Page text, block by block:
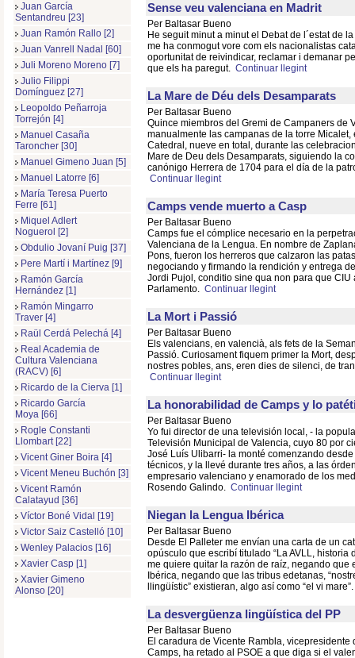
Juan García
Sentandreu [23]
Juan Ramón Rallo [2]
Juan Vanrell Nadal [60]
Juli Moreno Moreno [7]
Julio Filippi
Domínguez [27]
Leopoldo Peñarroja
Torrejón [4]
Manuel Casaña
Taroncher [30]
Manuel Gimeno Juan [5]
Manuel Latorre [6]
María Teresa Puerto
Ferre [61]
Miquel Adlert
Noguerol [2]
Obdulio Jovaní Puig [37]
Pere Martí i Martínez [9]
Ramón García
Hernández [1]
Ramón Mingarro
Traver [4]
Raül Cerdá Pelechá [4]
Real Academia de
Cultura Valenciana
(RACV) [6]
Ricardo de la Cierva [1]
Ricardo García
Moya [66]
Rogle Constanti
Llombart [22]
Vicent Giner Boira [4]
Vicent Meneu Buchón [3]
Vicent Ramón
Calatayud [36]
Víctor Boné Vidal [19]
Victor Saiz Castelló [10]
Wenley Palacios [16]
Xavier Casp [1]
Xavier Gimeno
Alonso [20]
Sense veu valenciana en Madrit
Per Baltasar Bueno
He seguit minut a minut el Debat de l´estat de
me ha conmogut vore com els nacionalistas
oportunitat de reivindicar, reclamar i demanar
que els ha paregut. Continuar llegint
La Mare de Déu dels Desamparats
Per Baltasar Bueno
Quince miembros del Gremi de Campaners de
manualmente las campanas de la torre Micalet,
Catedral, nueve en total, durante las
Mare de Deu dels Desamparats, siguiendo la
canónigo Herrera de 1704 para el día de la
Continuar llegint
Camps vende muerto a Casp
Per Baltasar Bueno
Camps fue el cómplice necesario en la
Valenciana de la Lengua. En nombre de
Pons, fueron los herreros que calzaron las
negociando y firmando la rendición y entrega
Jordi Pujol, conditio sine qua non para que CIU
Parlamento. Continuar llegint
La Mort i Passió
Per Baltasar Bueno
Els valencians, en valencià, als fets de la
Passió. Curiosament fiquem primer la Mort,
nostres pobles, ans, eren dies de silenci, de
Continuar llegint
La honorabilidad de Camps y lo
Per Baltasar Bueno
Yo fui director de una televisión local, - la
Televisión Municipal de Valencia, cuyo 80 por
José Luís Ulibarri- la monté comenzando
técnicos, y la llevé durante tres años, a las
empresario valenciano y enamorado de los
Rosendo Galindo. Continuar llegint
Niegan la Lengua Ibérica
Per Baltasar Bueno
Desde El Palleter me envían una carta de un
opúsculo que escribí titulado “La AVLL, historia
me quiere quitar la razón de raíz, negando que
Ibérica, negando que las tribus edetanas,
llingüístic” existieran, algo así como “el vi
La desvergüenza lingüística del PP
Per Baltasar Bueno
El caradura de Vicente Rambla, vicepresidente
Camps, ha retado al PSOE a que diga si el